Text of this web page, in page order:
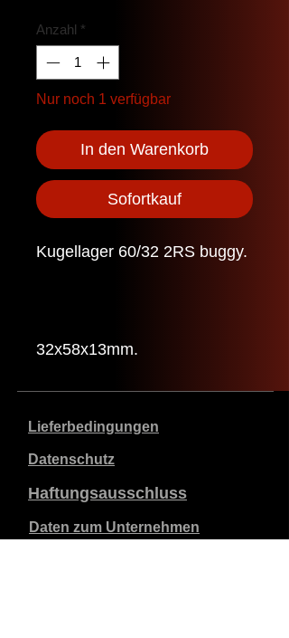
Anzahl *
Nur noch 1 verfügbar
In den Warenkorb
Sofortkauf
Kugellager 60/32 2RS buggy.
32x58x13mm.
Lieferbedingungen
Datenschutz
Haftungsausschluss
Daten zum Unternehmen